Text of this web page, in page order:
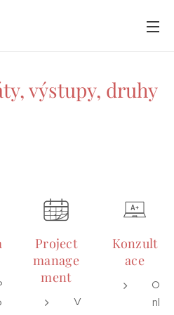
výstupy, druhy
Project
manage
ment
V
Konzult
ace
O
nl